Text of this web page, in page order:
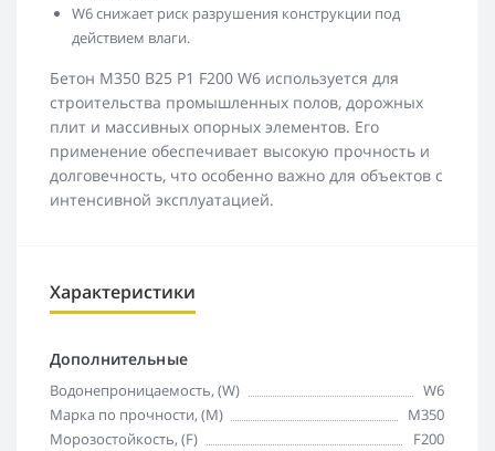
W6 снижает риск разрушения конструкции под
действием влаги.
Бетон М350 В25 Р1 F200 W6 используется для
строительства промышленных полов, дорожных
плит и массивных опорных элементов. Его
применение обеспечивает высокую прочность и
долговечность, что особенно важно для объектов с
интенсивной эксплуатацией.
Характеристики
Дополнительные
Водонепроницаемость, (W)
W6
Марка по прочности, (M)
М350
Морозостойкость, (F)
F200